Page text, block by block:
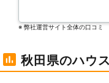
※ 弊社運営サイト全体の⼝コミ
秋田県のハウ